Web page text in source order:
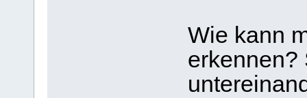
Wie kann
erkennen?